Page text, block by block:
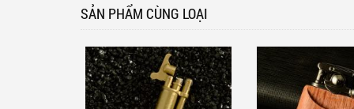
SẢN PHẨM CÙNG LOẠI